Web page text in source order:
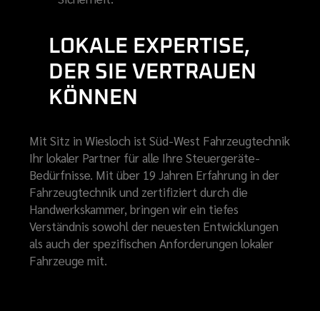
LOKALE EXPERTISE,
DER SIE VERTRAUEN
KÖNNEN
Mit Sitz in Wiesloch ist Süd-West Fahrzeugtechnik
Ihr lokaler Partner für alle Ihre Steuergeräte-
Bedürfnisse. Mit über 19 Jahren Erfahrung in der
Fahrzeugtechnik und zertifiziert durch die
Handwerkskammer, bringen wir ein tiefes
Verständnis sowohl der neuesten Entwicklungen
als auch der spezifischen Anforderungen lokaler
Fahrzeuge mit.